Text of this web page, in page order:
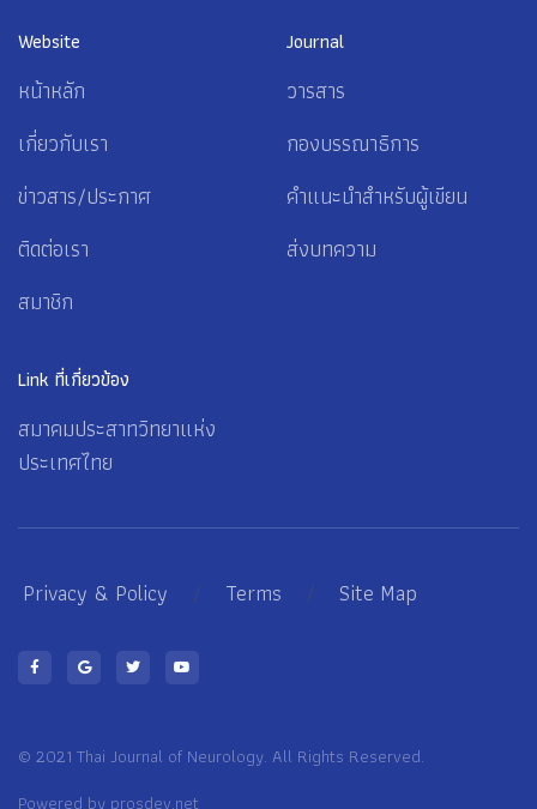
Website
หน้าหลัก
เกี่ยวกับเรา
ข่าวสาร/ประกาศ
ติดต่อเรา
สมาชิก
Journal
วารสาร
กองบรรณาธิการ
คำแนะนำสำหรับผู้เขียน
ส่งบทความ
Link ที่เกี่ยวข้อง
สมาคมประสาทวิทยาแห่ง
ประเทศไทย
Privacy & Policy / Terms / Site Map
© 2021 Thai Journal of Neurology. All Rights Reserved.
Powered by prosdev.net